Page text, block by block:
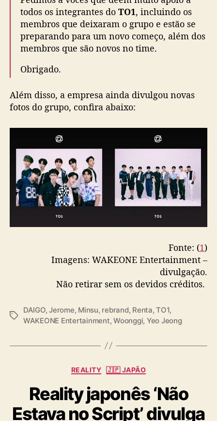
todos os integrantes do TO1, incluindo os
membros que deixaram o grupo e estão se
preparando para um novo começo, além dos
membros que são novos no time.
Obrigado.
Além disso, a empresa ainda divulgou novas
fotos do grupo, confira abaixo:
Fonte: (1)
Imagens: WAKEONE Entertainment –
divulgação.
Não retirar sem os devidos créditos.
T
s
DAIGO,Jerome, Minsu, rebrand, Renta,TO1,
WAKEONE Entertainment,Woonggi, Yeo Jeong
C
t
e
g
REALITY 🇯🇵 JAPÃO
Reality japonês ‘Não
Estava no Script’ divulga